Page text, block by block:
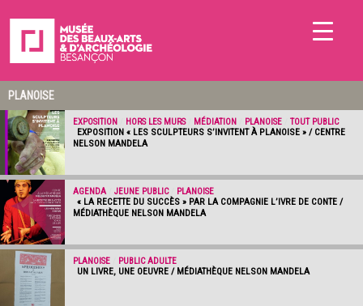
PLANOISE
EXPOSITION HORS LES MURS/ MÉDIATION PLANOISE TOUT PUBLIC
EXPOSITION « LES SCULPTEURS S’INVITENT À PLANOISE » / CENTRE
NELSON MANDELA
AGENDA JEUNE PUBLIC/ PLANOISE
« LA RECETTE DU SUCCÈS » PAR LA COMPAGNIE L’IVRE DE CONTE /
MÉDIATHÈQUE NELSON MANDELA
PLANOISE PUBLIC ADULTE
UN LIVRE, UNE OEUVRE / MÉDIATHÈQUE NELSON MANDELA